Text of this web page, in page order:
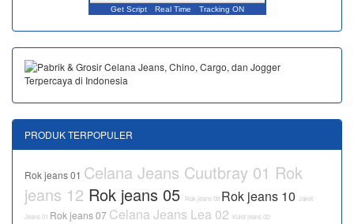
Get Script Real Time Tracking ON
PRODUK TERPOPULER
Rok jeans 01 Celana Jeans Cuutbray 01 Rok
jeans 12 Rok jeans 05 Rok jeans 08 Rok jeans 10 Jaket
Jeans 01 Rok jeans 07 Celana Jeans Lea 02 Kulot jeans 02